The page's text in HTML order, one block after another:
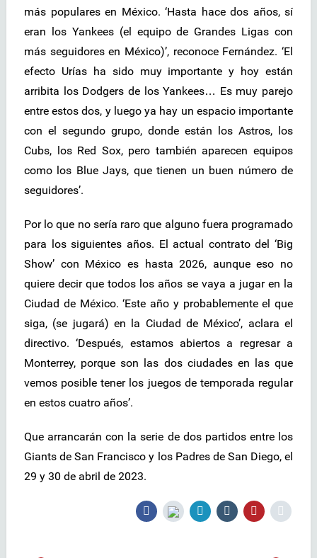
más populares en México. ‘Hasta hace dos años, sí
eran los Yankees (el equipo de Grandes Ligas con
más seguidores en México)’, reconoce Fernández. ‘El
efecto Urías ha sido muy importante y hoy están
arribita los Dodgers de los Yankees… Es muy parejo
entre estos dos, y luego ya hay un espacio importante
con el segundo grupo, donde están los Astros, los
Cubs, los Red Sox, pero también aparecen equipos
como los Blue Jays, que tienen un buen número de
seguidores’.
Por lo que no sería raro que alguno fuera programado
para los siguientes años. El actual contrato del ‘Big
Show’ con México es hasta 2026, aunque eso no
quiere decir que todos los años se vaya a jugar en la
Ciudad de México. ‘Este año y probablemente el que
siga, (se jugará) en la Ciudad de México’, aclara el
directivo. ‘Después, estamos abiertos a regresar a
Monterrey, porque son las dos ciudades en las que
vemos posible tener los juegos de temporada regular
en estos cuatro años’.
Que arrancarán con la serie de dos partidos entre los
Giants de San Francisco y los Padres de San Diego, el
29 y 30 de abril de 2023.